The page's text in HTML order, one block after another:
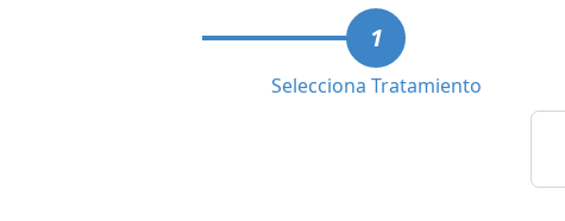
1
Selecciona Tratamiento